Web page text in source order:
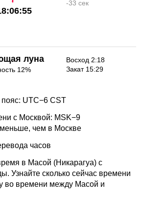
-33 сек
луна
12%
Восход 2:18
Закат 15:29
UTC−6 CST
с Москвой: MSK−9
чем в Москве
часов
в Масой (Никарагуа) с
Узнайте сколько сейчас времени
во времени между Масой и